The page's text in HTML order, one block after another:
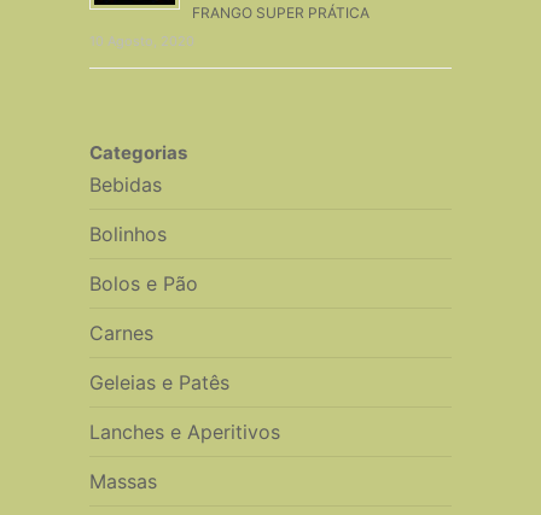
FRANGO SUPER PRÁTICA
10 Agosto, 2020
Categorias
Bebidas
Bolinhos
Bolos e Pão
Carnes
Geleias e Patês
Lanches e Aperitivos
Massas